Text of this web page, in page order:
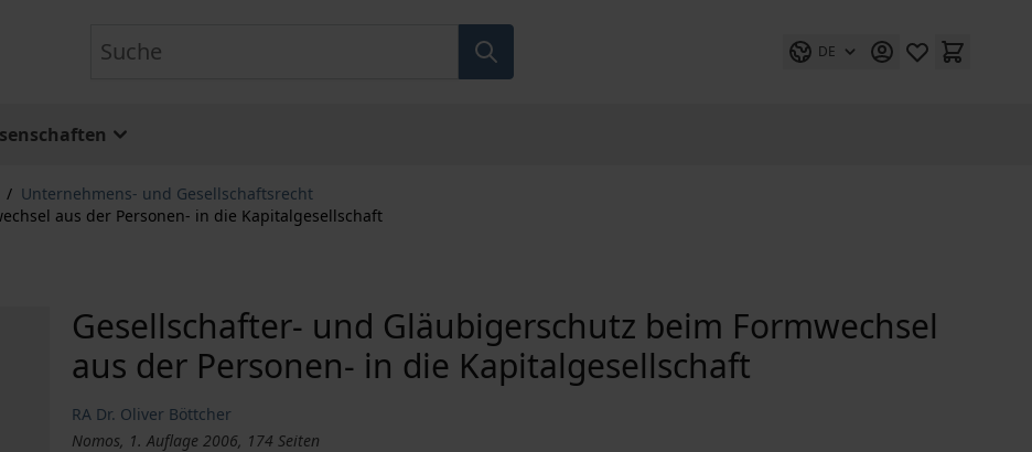
DE
/ Unternehmens- und Gesellschaftsrecht
aus der Personen- in die Kapitalgesellschaft
Gesellschafter- und Gläubigerschutz beim Formwechsel
aus der Personen- in die Kapitalgesellschaft
RA Dr. Oliver Böttcher
Nomos, 1. Auflage 2006, 174 Seiten